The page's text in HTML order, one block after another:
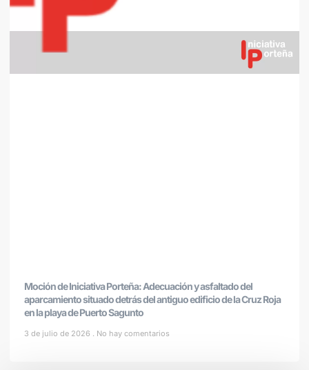
Moción de Iniciativa Porteña: Adecuación y asfaltado del
aparcamiento situado detrás del antiguo edificio de la Cruz Roja
en la playa de Puerto Sagunto
3 de julio de 2026 No hay comentarios